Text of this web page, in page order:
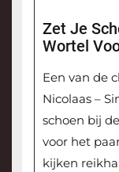
Zet Je
Wortel
Een van de
Nicolaas –
schoen bij
voor het
kijken